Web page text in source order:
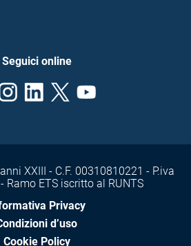
Seguici online
XXIII - C.F. 00310810221 - P.iva
Ramo ETS iscritto al RUNTS
Privacy
d’uso
Cookie Policy